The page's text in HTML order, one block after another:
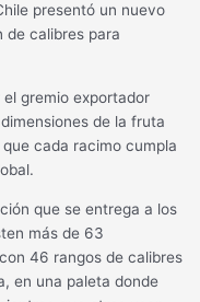
presentó un nuevo
de calibres para
gremio exportador
de la fruta
cada racimo cumpla
que se entrega a los
más de 63
46 rangos de calibres
en una paleta donde